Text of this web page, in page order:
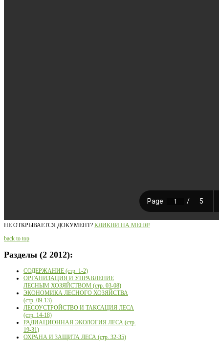
НЕ ОТКРЫВАЕТСЯ ДОКУМЕНТ? КЛИКНИ НА МЕНЯ!
back to top
Разделы (2 2012):
СОДЕРЖАНИЕ (стр. 1-2)
ОРГАНИЗАЦИЯ И УПРАВЛЕНИЕ
ЛЕСНЫМ ХОЗЯЙСТВОМ (стр. 03-08)
ЭКОНОМИКА ЛЕСНОГО ХОЗЯЙСТВА
(стр. 09-13)
ЛЕСОУСТРОЙСТВО И ТАКСАЦИЯ ЛЕСА
(стр. 14-18)
РАДИАЦИОННАЯ ЭКОЛОГИЯ ЛЕСА (стр.
19-31)
ОХРАНА И ЗАЩИТА ЛЕСА (стр. 32-35)